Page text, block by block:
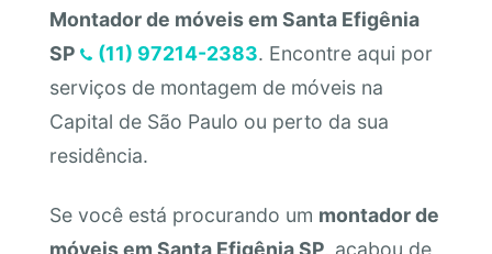
Montador de móveis em Santa Efigênia
SP
(11) 97214-2383. Encontre aqui por
serviços de montagem de móveis na
Capital de São Paulo ou perto da sua
residência.
Se você está procurando um montador de
móveis em Santa Efigênia SP, acabou de